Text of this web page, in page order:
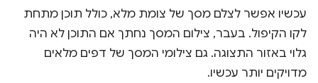
עכשיו אפשר לצלם מסך של צומת מלא, כולל תוכן מתחת
לקו הקיפול. בעבר, צילום המסך נחתך אם התוכן לא היה
גלוי באזור התצוגה. גם צילומי המסך של דפים מלאים
מדויקים יותר עכשיו.